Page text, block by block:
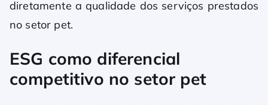
diretamente a qualidade dos serviços prestados
no setor pet.
ESG como diferencial
competitivo no setor pet